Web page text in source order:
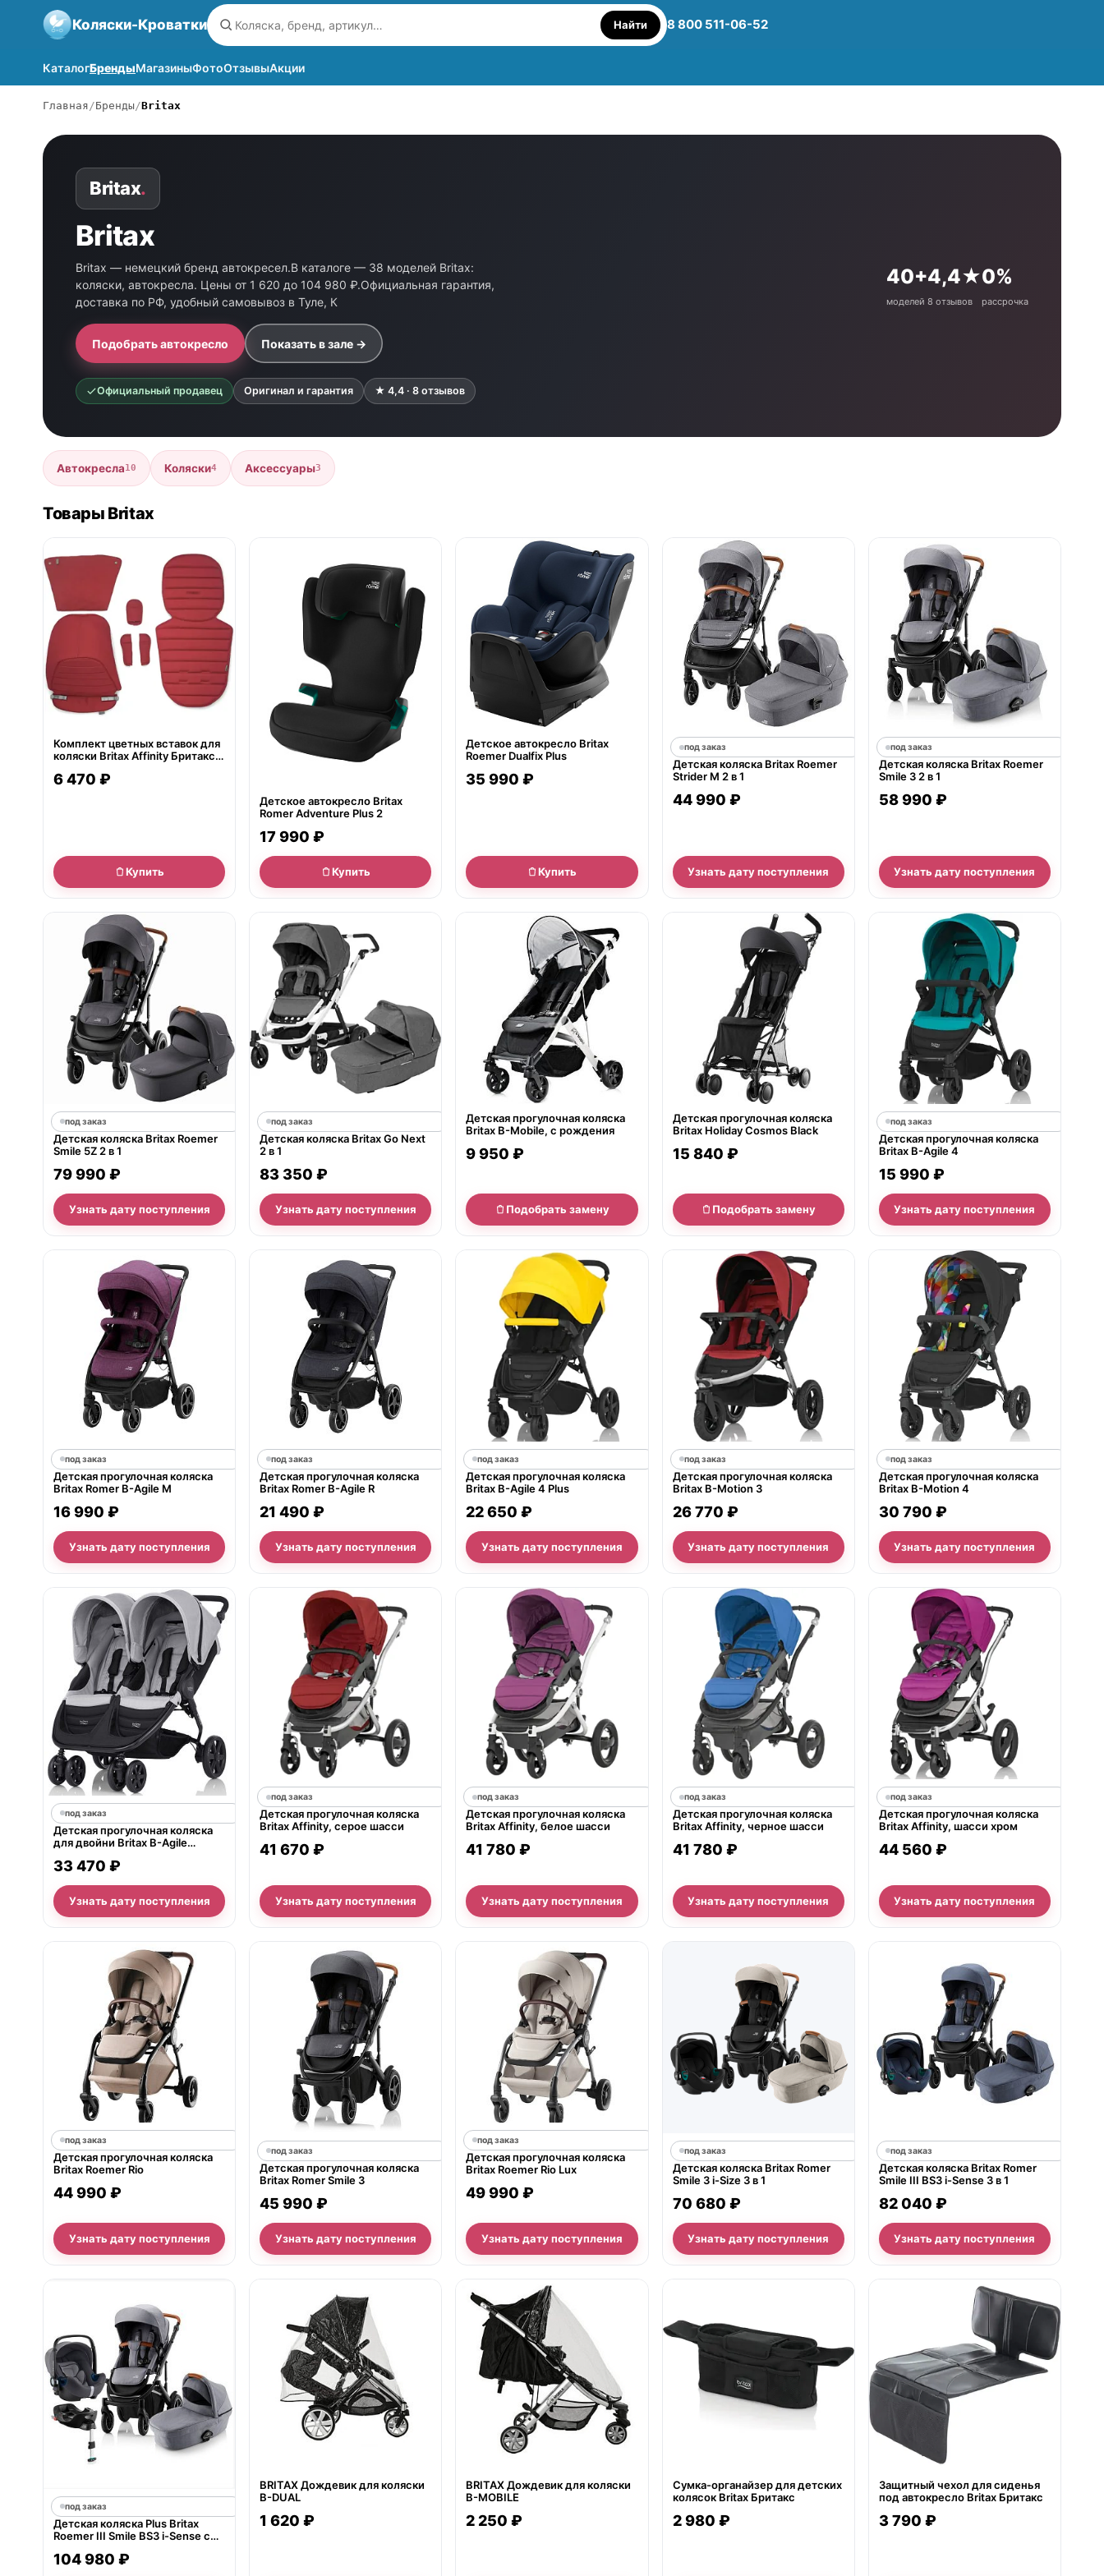
Коляски-Кроватки Найти 8 800 511-06-52
КаталогБрендыМагазиныФотоОтзывыАкции
Главная Бренды Britax
Britax.
Britax
Britax — немецкий бренд автокресел.В каталоге — 38 моделей Britax:
коляски, автокресла. Цены от 1 620 до 104 980 ₽.Официальная гарантия,
доставка по РФ, удобный самовывоз в Туле, К
Подобрать автокресло Показать в зале →
Официальный продавец Оригинал и гарантия ★ 4,4 · 8 отзывов
40+
моделей
4,4★
8 отзывов
0%
рассрочка
Автокресла10 Коляски4 Аксессуары3
Товары Britax
● в наличии
Комплект цветных вставок для
коляски Britax Affinity Бритакс
6 470 ₽
Купить
Детское автокресло Britax
Romer Adventure Plus 2
17 990 ₽
Купить
● в наличии
Детское автокресло Britax
Roemer Dualfix Plus
35 990 ₽
Купить
под заказ
Детская коляска Britax Roemer
Strider M 2 в 1
44 990 ₽
Узнать дату поступления
под заказ
Детская коляска Britax Roemer
Smile 3 2 в 1
58 990 ₽
Узнать дату поступления
под заказ
Детская коляска Britax Roemer
Smile 5Z 2 в 1
79 990 ₽
Узнать дату поступления
под заказ
Детская коляска Britax Go Next
2 в 1
83 350 ₽
Узнать дату поступления
нет в продаже
Детская прогулочная коляска
Britax B-Mobile, с рождения
9 950 ₽
Подобрать замену
Детская прогулочная коляска
Britax Holiday Cosmos Black
15 840 ₽
Подобрать замену
под заказ
Детская прогулочная коляска
Britax B-Agile 4
15 990 ₽
Узнать дату поступления
под заказ
Детская прогулочная коляска
Britax Romer B-Agile M
16 990 ₽
Узнать дату поступления
под заказ
Детская прогулочная коляска
Britax Romer B-Agile R
21 490 ₽
Узнать дату поступления
под заказ
Детская прогулочная коляска
Britax B-Agile 4 Plus
22 650 ₽
Узнать дату поступления
под заказ
Детская прогулочная коляска
Britax B-Motion 3
26 770 ₽
Узнать дату поступления
под заказ
Детская прогулочная коляска
Britax B-Motion 4
30 790 ₽
Узнать дату поступления
под заказ
Детская прогулочная коляска
для двойни Britax B-Agile
33 470 ₽
Узнать дату поступления
под заказ
Детская прогулочная коляска
Britax Affinity, серое шасси
41 670 ₽
Узнать дату поступления
под заказ
Детская прогулочная коляска
Britax Affinity, белое шасси
41 780 ₽
Узнать дату поступления
под заказ
Детская прогулочная коляска
Britax Affinity, черное шасси
41 780 ₽
Узнать дату поступления
под заказ
Детская прогулочная коляска
Britax Affinity, шасси хром
44 560 ₽
Узнать дату поступления
под заказ
Детская прогулочная коляска
Britax Roemer Rio
44 990 ₽
Узнать дату поступления
под заказ
Детская прогулочная коляска
Britax Romer Smile 3
45 990 ₽
Узнать дату поступления
под заказ
Детская прогулочная коляска
Britax Roemer Rio Lux
49 990 ₽
Узнать дату поступления
под заказ
Детская коляска Britax Romer
Smile 3 i-Size 3 в 1
70 680 ₽
Узнать дату поступления
под заказ
Детская коляска Britax Romer
Smile III BS3 i-Sense 3 в 1
82 040 ₽
Узнать дату поступления
под заказ
Детская коляска Plus Britax
Roemer III Smile BS3 i-Sense с
104 980 ₽
BRITAX Дождевик для коляски
B-DUAL
1 620 ₽
нет в продаже
BRITAX Дождевик для коляски
B-MOBILE
2 250 ₽
Сумка-органайзер для детских
колясок Britax Бритакс
2 980 ₽
Защитный чехол для сиденья
под автокресло Britax Бритакс
3 790 ₽